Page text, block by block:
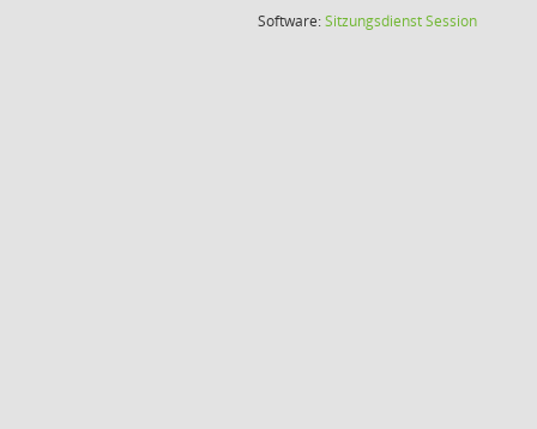
Software:SitzungsdienstSession(Wird in